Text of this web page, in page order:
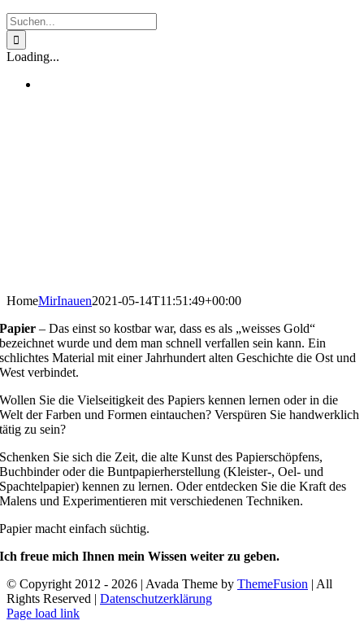
Suche
nach:
Loading...
HomeMirInauen2021-05-14T11:51:49+00:00
Papier – Das einst so kostbar war, dass es als „weisses Gold“
bezeichnet wurde und dem man schnell verfallen sein kann. Ein
schlichtes Material mit einer Jahrhundert alten Geschichte die Ost und
West verbindet.
Wollen Sie die Vielseitigkeit des Papiers kennen lernen oder in die
Welt der Farben und Formen eintauchen? Verspüren Sie handwerklich
tätig zu sein?
Schenken Sie sich die Zeit, die alte Kunst des Papierschöpfens,
Buchbinder oder die Buntpapierherstellung (Kleister-, Oel- und
Spachtelpapier) kennen zu lernen. Oder entdecken Sie die Kraft des
Malens und Experimentieren mit verschiedenen Techniken.
Papier macht einfach süchtig.
Ich freue mich Ihnen mein Wissen weiter zu geben.
© Copyright 2012 - 2026 | Avada Theme by ThemeFusion | All
Rights Reserved | Datenschutzerklärung
Facebook
Instagram
Page load link